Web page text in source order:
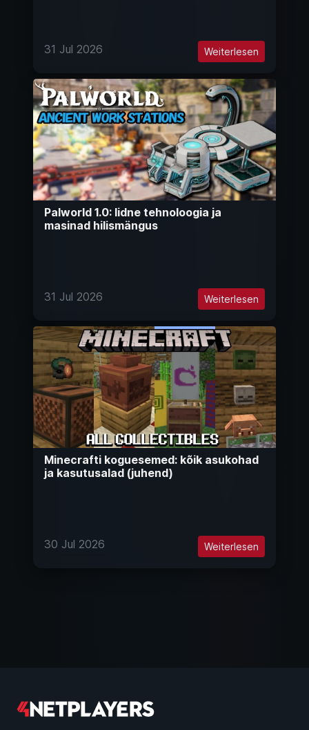
31 Jul 2026 Weiterlesen
Palworld 1.0: Iidne tehnoloogia ja
masinad hilismängus
31 Jul 2026 Weiterlesen
Minecrafti koguesemed: kõik asukohad
ja kasutusalad (juhend)
30 Jul 2026 Weiterlesen